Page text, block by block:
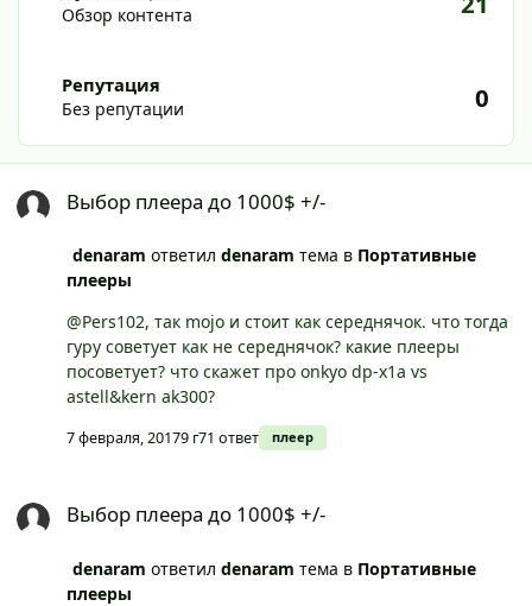
Обзор контента
Репутация
Без репутации 0
Выбор плеера до 1000$ +/-
denaram ответил denaram тема в Портативные
плееры
@Pers102, так mojo и стоит как середнячок. что тогда
гуру советует как не середнячок? какие плееры
посоветует? что скажет про onkyo dp-x1a vs
astell&kern ak300?
7 февраля, 20179 г71 ответ плеер
Выбор плеера до 1000$ +/-
denaram ответил denaram тема в Портативные
плееры